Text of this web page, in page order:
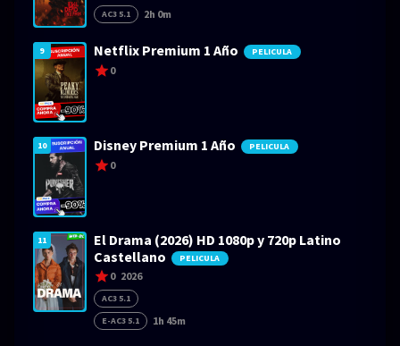
AC3 5.1 2h 0m
9 Netflix Premium 1 Año PELICULA
0
10 Disney Premium 1 Año PELICULA
0
11
El Drama (2026) HD 1080p y 720p Latino
Castellano
PELICULA
0 2026
AC3 5.1
E-AC3 5.1
1h 45m